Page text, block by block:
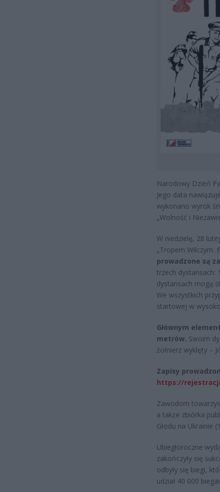
Narodowy Dzień
Jego data
wykonano wyrok
„Wolność i
W niedzielę, 28
„Tropem Wilczym.
prowadzone są
trzech dystansach:
dystansach mogą
We wszystkich
startowej w
Głównym
metrów. Swoim
żołnierz wyklęty –
Zapisy
https://
Zawodom
a także zbiórka
Głodu na Ukrainie
Ubiegłoroczne
zakończyły się
odbyły się biegi,
udział 40 000